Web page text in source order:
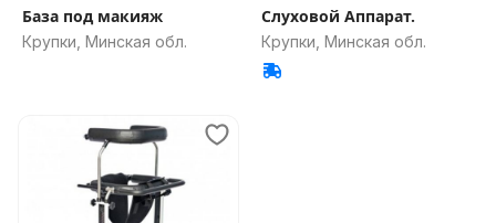
База под макияж
Крупки, Минская обл.
Слуховой Аппарат.
Крупки, Минская обл.